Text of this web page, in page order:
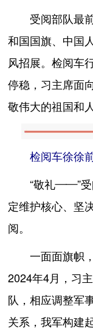
受阅部队最前
和国国旗、中国
风招展。检阅车
停稳，习主席面
敬伟大的祖国和
检阅车徐徐前
“敬礼——”受阅
定维护核心、坚
阅。
一面面旗帜，
2024年4月，习
队，相应调整军
关系，我军构建